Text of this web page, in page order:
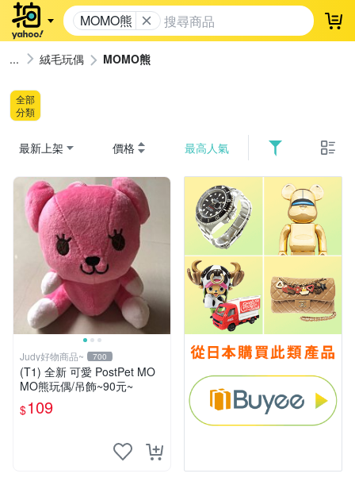
MOMO熊 登
絨毛玩偶 MOMO熊
全部
分類
最新上架 價格 最高人氣
Judy好物商品~ 700
(T1) 全新 可愛 PostPet MO
MO熊玩偶/吊飾~90元~
$109